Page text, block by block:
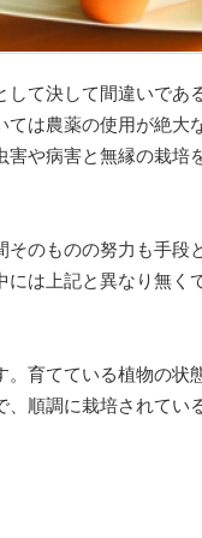
して決して間違いであ
ては農薬の使用が絶
害や病害と無縁の栽培
そのものの努力も手段
には上記と異なり無く
。育てている植物の
、順調に栽培されてい